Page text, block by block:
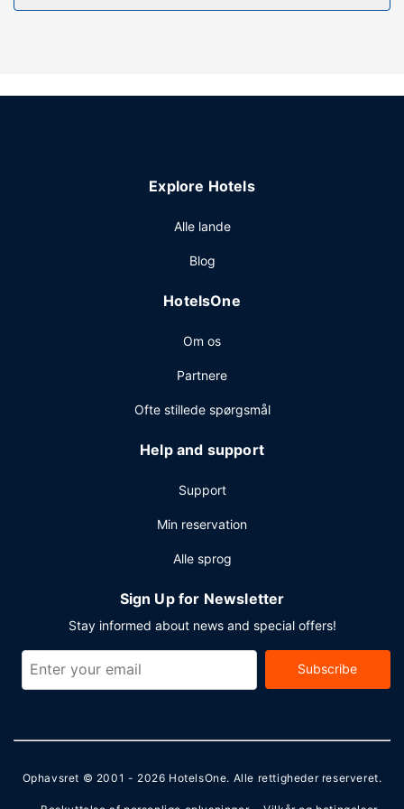
udendørs pool, eller andre faciliteter, inklusive gratis
Explore Hotels
Alle lande
Blog
HotelsOne
Om os
Partnere
Ofte stillede spørgsmål
Help and support
Support
Min reservation
Alle sprog
Sign Up for Newsletter
Stay informed about news and special offers!
Subscribe
Ophavsret © 2001 - 2026 HotelsOne. Alle rettigheder reserveret.